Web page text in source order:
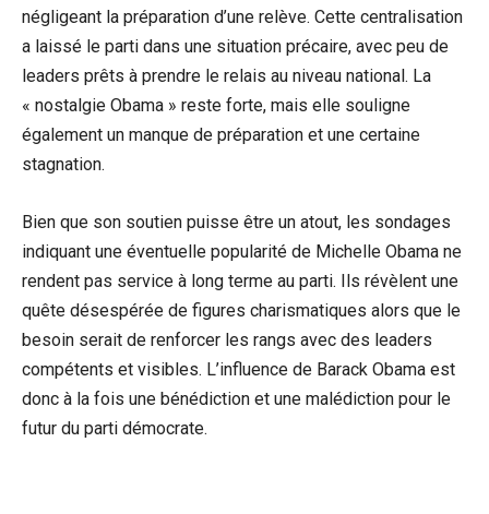
négligeant la préparation d’une relève. Cette centralisation
a laissé le parti dans une situation précaire, avec peu de
leaders prêts à prendre le relais au niveau national. La
« nostalgie Obama » reste forte, mais elle souligne
également un manque de préparation et une certaine
stagnation.
Bien que son soutien puisse être un atout, les sondages
indiquant une éventuelle popularité de Michelle Obama ne
rendent pas service à long terme au parti. Ils révèlent une
quête désespérée de figures charismatiques alors que le
besoin serait de renforcer les rangs avec des leaders
compétents et visibles. L’influence de Barack Obama est
donc à la fois une bénédiction et une malédiction pour le
futur du parti démocrate.